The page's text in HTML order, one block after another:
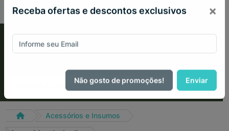
PIX 2% de desconto em todo site no mês de Agosto
Acessórios e Insumos
×